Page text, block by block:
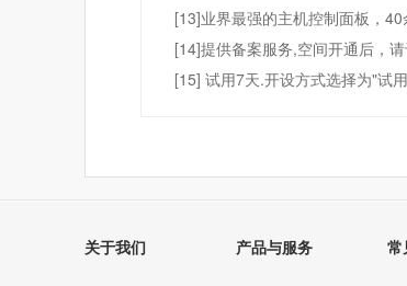
[13]业界最强的主机控制面板，
[14]提供备案服务,空间开通后，请
[15] 试用7天.开设方式选择为"试用
关于我们 产品与服务 常